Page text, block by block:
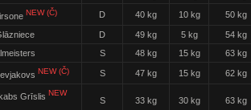
NEW (Č) D 40 kg 10 kg 50 kg
D 49 kg 5 kg 54 kg
S 48 kg 15 kg 63 kg
NEW (Č) S 47 kg 15 kg 62 kg
Grīslis NEW
S 33 kg 30 kg 63 kg